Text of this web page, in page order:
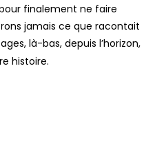
pour finalement ne faire
jamais ce que racontait
là-bas, depuis l’horizon,
histoire.